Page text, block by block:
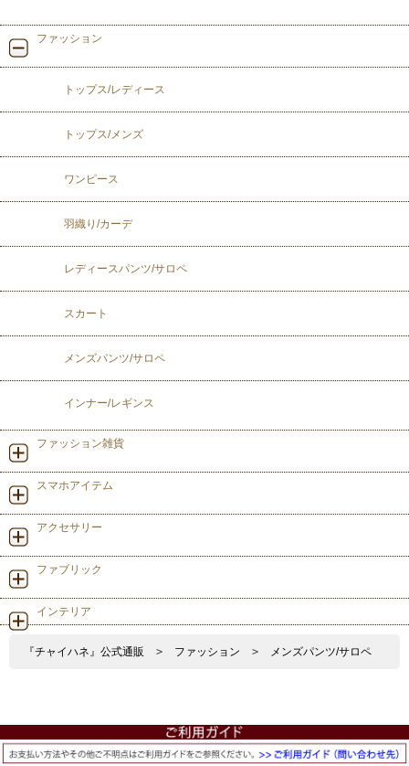
ファッション
トップス/レディース
トップス/メンズ
ワンピース
羽織り/カーデ
レディースパンツ/サロペ
スカート
メンズパンツ/サロペ
インナー/レギンス
ファッション雑貨
スマホアイテム
アクセサリー
ファブリック
インテリア
『チャイハネ』公式通販 > ファッション > メンズパンツ/サロペ